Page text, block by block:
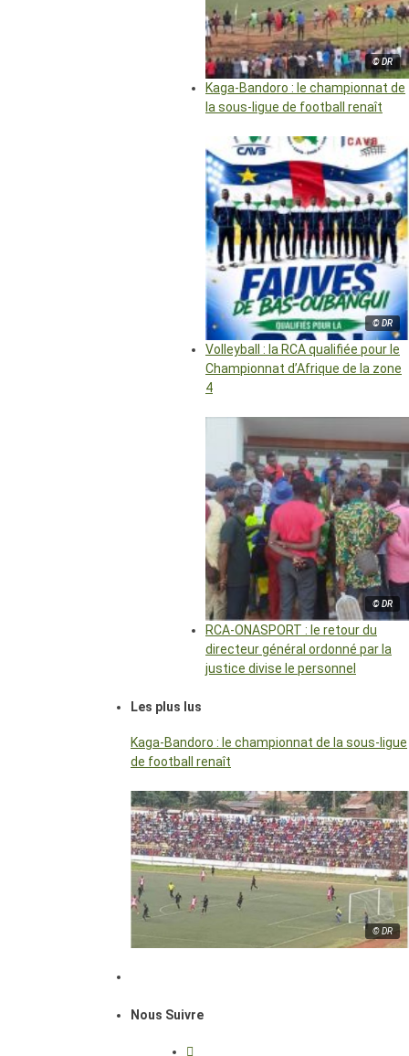
© DR
Kaga-Bandoro : le championnat de
la sous-ligue de football renaît
© DR
Volleyball : la RCA qualifiée pour le
Championnat d’Afrique de la zone
4
© DR
RCA-ONASPORT : le retour du
directeur général ordonné par la
justice divise le personnel
Les plus lus
Kaga-Bandoro : le championnat de la sous-ligue
de football renaît
© DR
Nous Suivre